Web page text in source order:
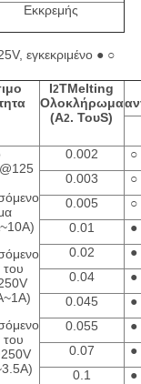
Εκκρεμής
εγκεκριμένο ● ○
Ι2TMelting
Ολοκλήρωμα
(Α2. ΤουS)
του
του
0.002
○
0.003
○
0.005
○
0.01
●
0.02
●
0.04
●
0.045
●
0.055
●
0.07
●
0.1
●